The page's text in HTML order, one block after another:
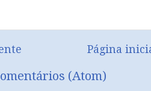
Página
(Atom)